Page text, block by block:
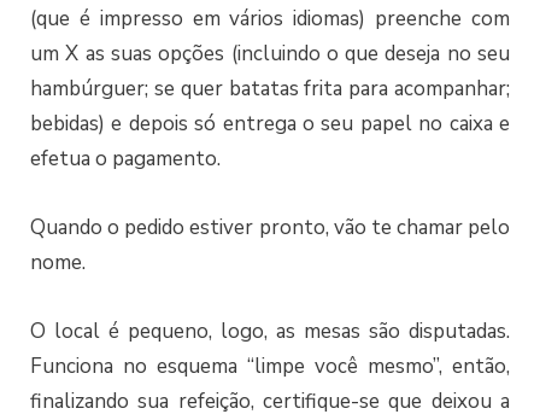
(que é impresso em vários idiomas) preenche com
um X as suas opções (incluindo o que deseja no seu
hambúrguer; se quer batatas frita para acompanhar;
bebidas) e depois só entrega o seu papel no caixa e
efetua o pagamento.
Quando o pedido estiver pronto, vão te chamar pelo
nome.
O local é pequeno, logo, as mesas são disputadas.
Funciona no esquema “limpe você mesmo”, então,
finalizando sua refeição, certifique-se que deixou a